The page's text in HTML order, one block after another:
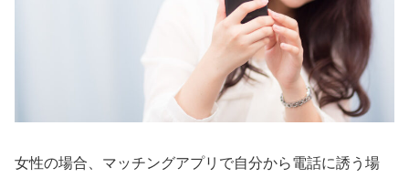
女性の場合、マッチングアプリで自分から電話に誘う場